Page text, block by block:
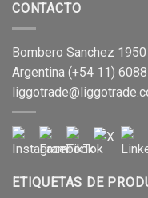
CONTACTO
Bombero Sanchez
Argentina (+54 11)
ETIQUETAS DE